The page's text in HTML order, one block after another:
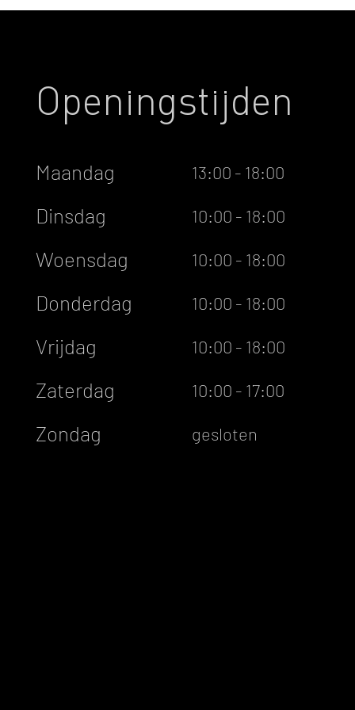
Openingstijden
Maandag 13:00 - 18:00
Dinsdag 10:00 - 18:00
Woensdag 10:00 - 18:00
Donderdag 10:00 - 18:00
Vrijdag 10:00 - 18:00
Zaterdag 10:00 - 17:00
Zondag gesloten